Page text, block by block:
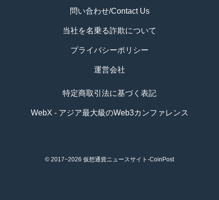
問い合わせ/Contact Us
当社を名乗る詐欺について
プライバシーポリシー
運営会社
特定商取引法に基づく表記
WebX - アジア最大級のWeb3カンファレンス
© 2017−2026 仮想通貨ニュースサイト-CoinPost